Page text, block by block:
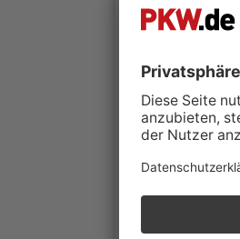
71069
Händler
116g CO₂/